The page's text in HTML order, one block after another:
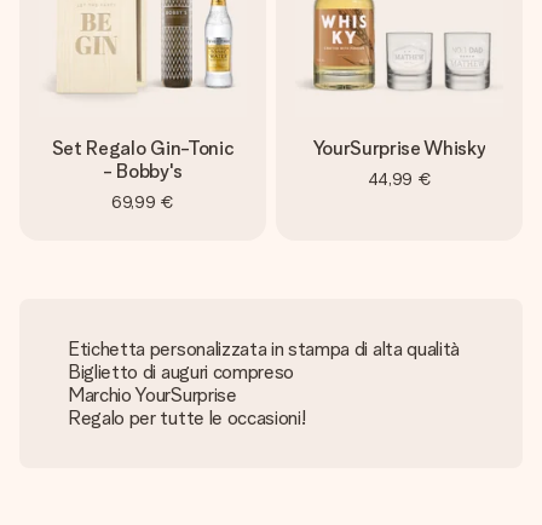
Set Regalo Gin-Tonic
- Bobby's
69,99 €
YourSurprise Whisky
44,99 €
Etichetta personalizzata in stampa di alta qualità
Biglietto di auguri compreso
Marchio YourSurprise
Regalo per tutte le occasioni!